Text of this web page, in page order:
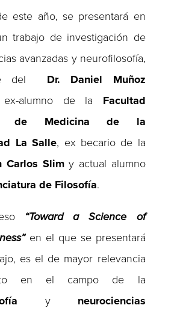
este año, se presentará en
trabajo de investigación de
avanzadas y neurofilosofía,
del Dr. Daniel Muñoz
alumno de la Facultad
de Medicina de la
La Salle, ex becario de la
Carlos Slimy actual alumno
de Filosofía.
“Toward a Science of
en el que se presentará
es el de mayor relevancia
en el campo de la
y neurociencias